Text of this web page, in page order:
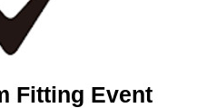
Fitting Event